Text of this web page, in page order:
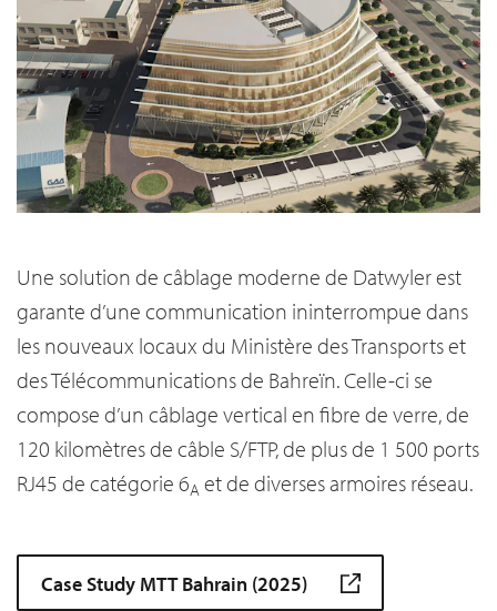
Une solution de câblage moderne de Datwyler est
garante d’une communication ininterrompue dans
les nouveaux locaux du Ministère des Transports et
des Télécommunications de Bahreïn. Celle-ci se
compose d’un câblage vertical en fibre de verre, de
120 kilomètres de câble S/FTP, de plus de 1 500 ports
RJ45 de catégorie 6A et de diverses armoires réseau.
Case Study MTT Bahrain (2025)